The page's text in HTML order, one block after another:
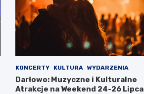
KONCERTY KULTURA WYDARZENIA
Darłowo: Muzyczne i Kulturalne
Atrakcje na Weekend 24-26 Lipca